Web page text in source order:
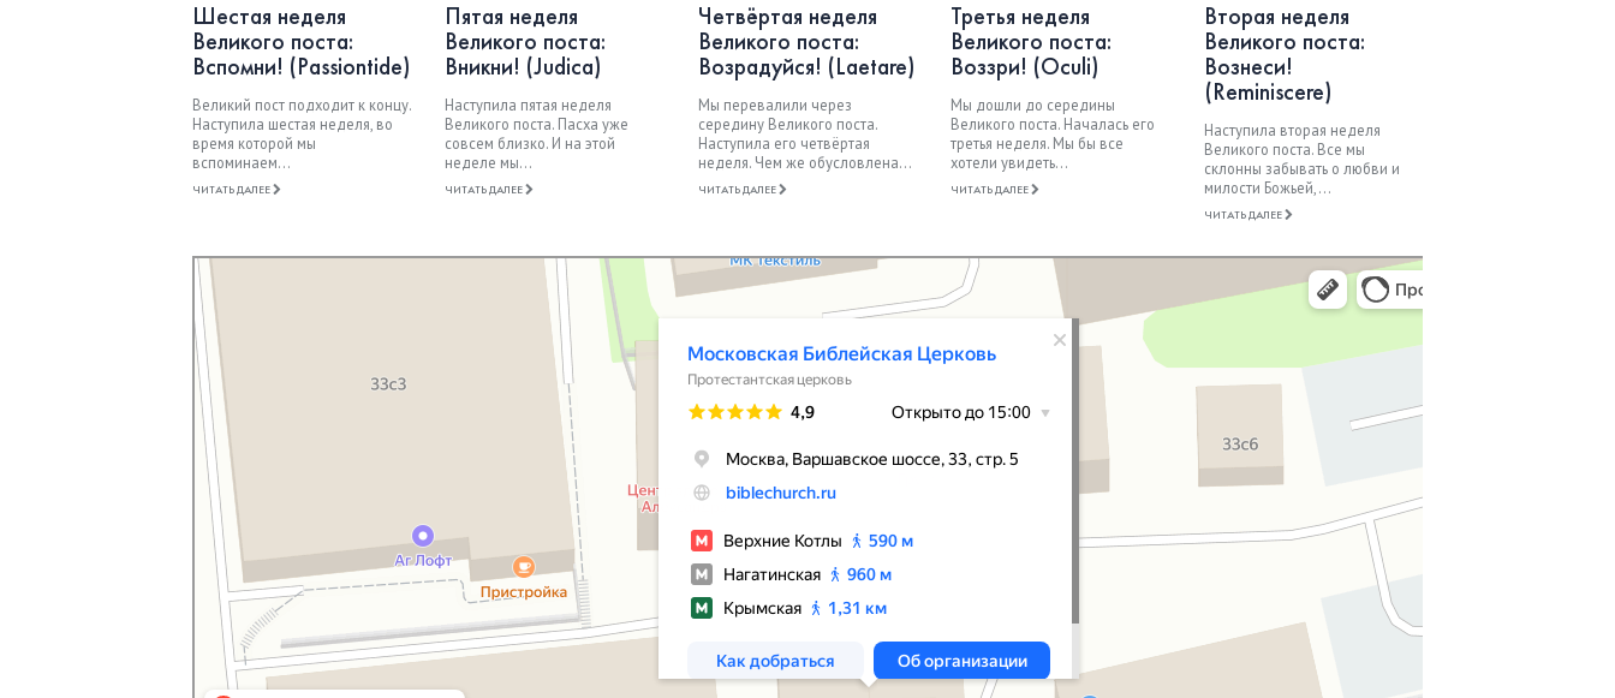
Шестая неделя
Великого поста:
Вспомни! (Passiontide)
Великий пост подходит к концу.
Наступила шестая неделя, во
время которой мы
вспоминаем...
ЧИТАТЬ ДАЛЕЕ
Пятая неделя
Великого поста:
Вникни! (Judica)
Наступила пятая неделя
Великого поста. Пасха уже
совсем близко. И на этой
неделе мы...
ЧИТАТЬ ДАЛЕЕ
Четвёртая неделя
Великого поста:
Возрадуйся! (Laetare)
Мы перевалили через
середину Великого поста.
Наступила его четвёртая
неделя. Чем же обусловлена...
ЧИТАТЬ ДАЛЕЕ
Третья неделя
Великого поста:
Воззри! (Oculi)
Мы дошли до середины
Великого поста. Началась его
третья неделя. Мы бы все
хотели увидеть...
ЧИТАТЬ ДАЛЕЕ
Вторая неделя
Великого поста:
Вознеси!
(Reminiscere)
Наступила вторая неделя
Великого поста. Все мы
склонны забывать о любви и
милости Божьей,...
ЧИТАТЬ ДАЛЕЕ
Московская Библейская Церковь
Протестантская церковь в Москве